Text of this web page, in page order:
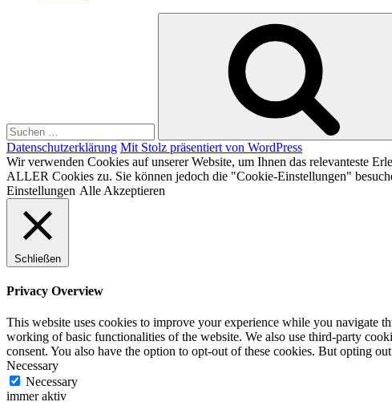
Datenschutzerklärung Mit Stolz präsentiert von WordPress
Wir verwenden Cookies auf unserer Website, um Ihnen das relevanteste
ALLER Cookies zu. Sie können jedoch die "Cookie-Einstellungen"
Einstellungen Alle Akzeptieren
Schließen
Privacy Overview
This website uses cookies to improve your experience while you navigate
working of basic functionalities of the website. We also use third-party
consent. You also have the option to opt-out of these cookies. But opting
Necessary
Necessary
immer aktiv